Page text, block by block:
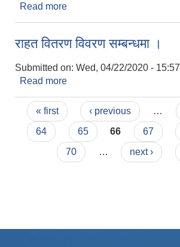
Read more
राहत वितरण विवरण सम्बन्धमा ।
Submitted on: Wed, 04/22/2020 - 15:57
Read more
Pages
« first ‹ previous …
64
65 66 67
70
… next ›